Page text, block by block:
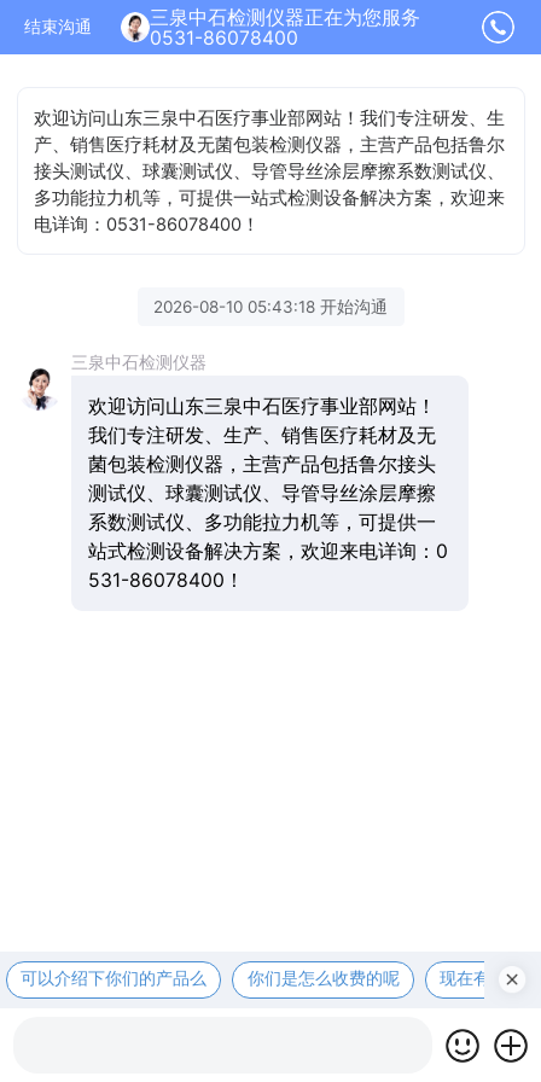
结束沟通
三泉中石检测仪器正在为您服务
0531-86078400
欢迎访问山东三泉中石医疗事业部网站！我们专注研发、生
产、销售医疗耗材及无菌包装检测仪器，主营产品包括鲁尔
接头测试仪、球囊测试仪、导管导丝涂层摩擦系数测试仪、
多功能拉力机等，可提供一站式检测设备解决方案，欢迎来
电详询：0531-86078400！
2026-08-10 05:43:18 开始沟通
三泉中石检测仪器
欢迎访问山东三泉中石医疗事业部网站！
我们专注研发、生产、销售医疗耗材及无
菌包装检测仪器，主营产品包括鲁尔接头
测试仪、球囊测试仪、导管导丝涂层摩擦
系数测试仪、多功能拉力机等，可提供一
站式检测设备解决方案，欢迎来电详询：0
531-86078400！
可以介绍下你们的产品么 你们是怎么收费的呢 现在有优惠